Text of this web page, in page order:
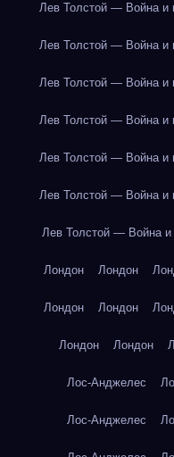
Лев Толстой — Война и
Лев Толстой — Война и
Лев Толстой — Война и
Лев Толстой — Война и
Лев Толстой — Война и
Лев Толстой — Война и
Лев Толстой — Война и
Лондон Лондон
Лондон Лондон
Лондон Лондон
Лос-Анджелес
Лос-Анджелес